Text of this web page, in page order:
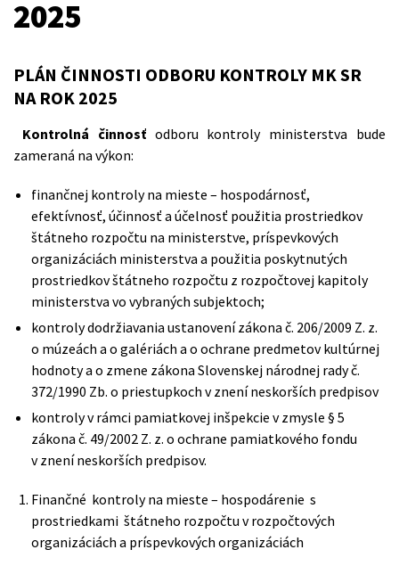
2025
PLÁN ČINNOSTI ODBORU KONTROLY MK SR
NA ROK 2025
Kontrolná činnosťodboru kontroly ministerstva bude
zameraná na výkon:
finančnej kontroly na mieste – hospodárnosť,
efektívnosť, účinnosť a účelnosť použitia prostriedkov
štátneho rozpočtu na ministerstve, príspevkových
organizáciách ministerstva a použitia poskytnutých
prostriedkov štátneho rozpočtu z rozpočtovej kapitoly
ministerstva vo vybraných subjektoch;
kontroly dodržiavania ustanovení zákona č. 206/2009 Z. z.
o múzeách a o galériách a o ochrane predmetov kultúrnej
hodnoty a o zmene zákona Slovenskej národnej rady č.
372/1990 Zb. o priestupkoch v znení neskorších predpisov
kontroly v rámci pamiatkovej inšpekcie v zmysle § 5
zákona č. 49/2002 Z. z. o ochrane pamiatkového fondu
v znení neskorších predpisov.
Finančné kontroly na mieste – hospodárenie s
prostriedkami štátneho rozpočtu v rozpočtových
organizáciách a príspevkových organizáciách